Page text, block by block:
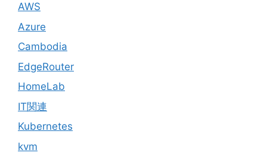
AWS
Azure
Cambodia
EdgeRouter
HomeLab
IT関連
Kubernetes
kvm